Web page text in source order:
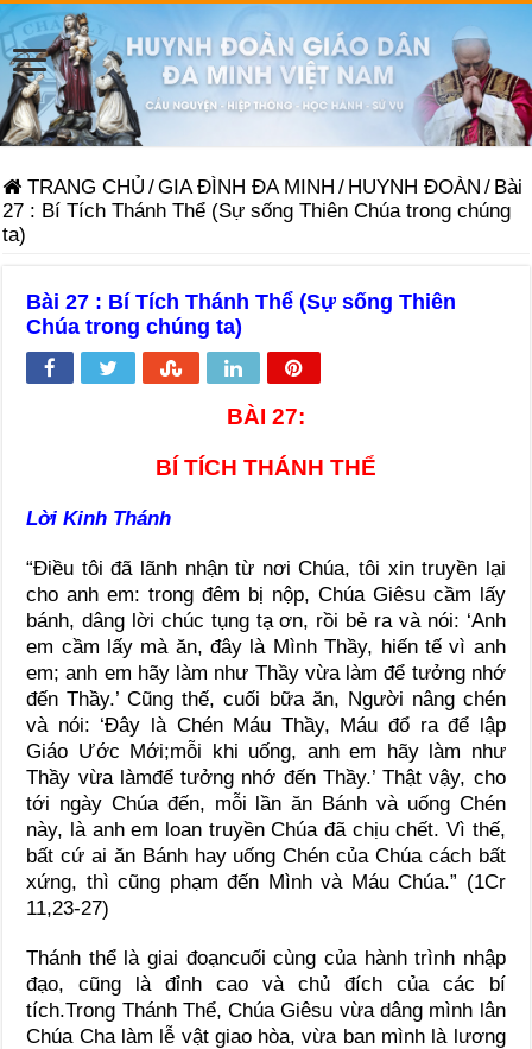
TRANG CHỦ /GIA ĐÌNH ĐA MINH / HUYNH ĐOÀN / Bài
27 : Bí Tích Thánh Thể (Sự sống Thiên Chúa trong chúng
ta)
Bài 27 : Bí Tích Thánh Thể (Sự sống Thiên
Chúa trong chúng ta)
BÀI 27:
BÍ TÍCH THÁNH THỂ
Lời Kinh Thánh
“Điều tôi đã lãnh nhận từ nơi Chúa, tôi xin truyền lại
cho anh em: trong đêm bị nộp, Chúa Giêsu cầm lấy
bánh, dâng lời chúc tụng tạ ơn, rồi bẻ ra và nói: ‘Anh
em cầm lấy mà ăn, đây là Mình Thầy, hiến tế vì anh
em; anh em hãy làm như Thầy vừa làm để tưởng nhớ
đến Thầy.’ Cũng thế, cuối bữa ăn, Người nâng chén
và nói: ‘Đây là Chén Máu Thầy, Máu đổ ra để lập
Giáo Ước Mới;mỗi khi uống, anh em hãy làm như
Thầy vừa làmđể tưởng nhớ đến Thầy.’ Thật vậy, cho
tới ngày Chúa đến, mỗi lần ăn Bánh và uống Chén
này, là anh em loan truyền Chúa đã chịu chết. Vì thế,
bất cứ ai ăn Bánh hay uống Chén của Chúa cách bất
xứng, thì cũng phạm đến Mình và Máu Chúa.” (1Cr
11,23-27)
Thánh thể là giai đoạncuối cùng của hành trình nhập
đạo, cũng là đỉnh cao và chủ đích của các bí
tích.Trong Thánh Thể, Chúa Giêsu vừa dâng mình lân
Chúa Cha làm lễ vật giao hòa, vừa ban mình là lương